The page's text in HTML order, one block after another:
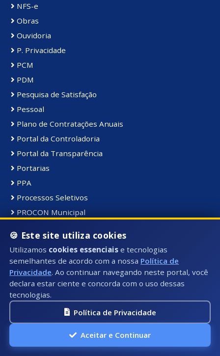
NFS-e
Obras
Ouvidoria
P. Privacidade
PCM
PDM
Pesquisa de Satisfação
Pessoal
Plano de Contratações Anuais
Portal da Controladoria
Portal da Transparência
Portarias
PPA
Processos Seletivos
PROCON Municipal
Protocolo
Publicações
Recursos Humanos
Validar CND
🍪 Este site utiliza cookies
Utilizamos cookies essenciais e tecnologias
semelhantes de acordo com a nossa Política de
Privacidade. Ao continuar navegando neste portal, você
declara estar ciente e concorda com o uso dessas
tecnologias.
Política de Privacidade
Aceitar e Continuar